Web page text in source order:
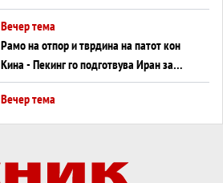
во Суец најавува глобален енергетски
инфаркт?
Вечер тема
Рамо на отпор и тврдина на патот кон
Кина - Пекинг го подготвува Иран за
американска копнена инвазија
Вечер тема
Вечер тема